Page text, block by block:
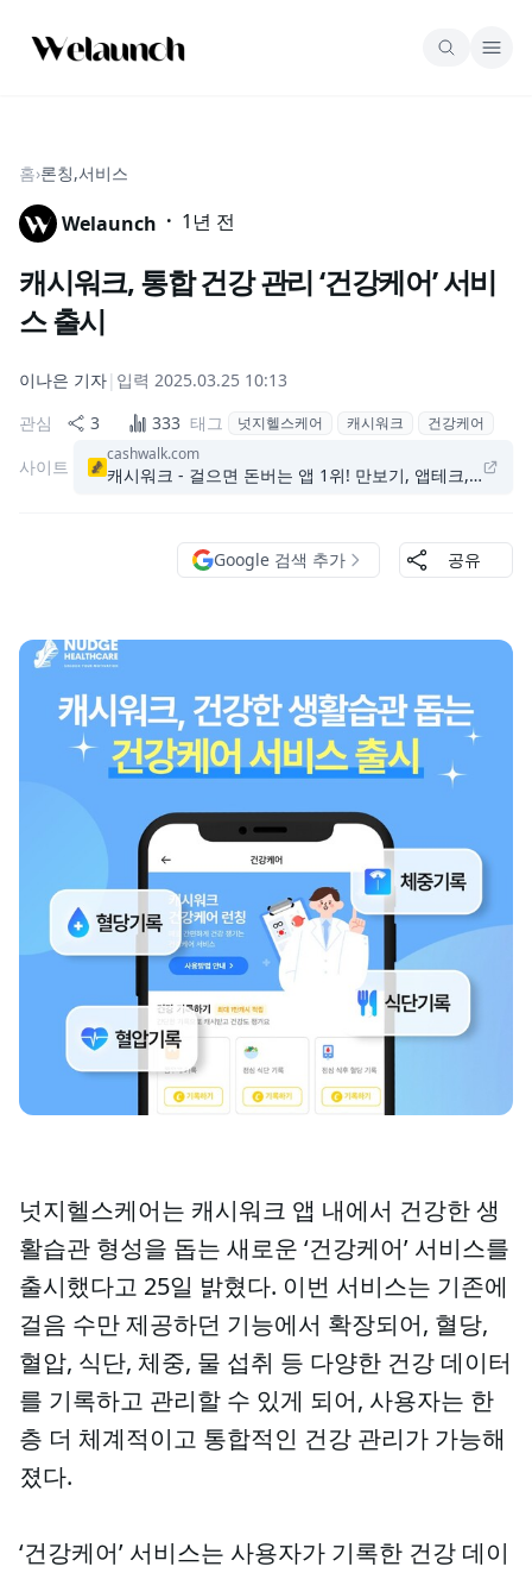
홈›론칭,서비스
Welaunch · 1년 전
캐시워크, 통합 건강 관리 ‘건강케어’ 서비
스 출시
이나은 기자| 입력 2025.03.25 10:13
관심
3 333 태그 넛지헬스케어 캐시워크 건강케어
사이트
cashwalk.com
캐시워크 - 걸으면 돈버는 앱 1위! 만보기, 앱테크, 현금
Google 검색 추가 공유
넛지헬스케어는 캐시워크 앱 내에서 건강한 생
활습관 형성을 돕는 새로운 ‘건강케어’ 서비스를
출시했다고 25일 밝혔다. 이번 서비스는 기존에
걸음 수만 제공하던 기능에서 확장되어, 혈당,
혈압, 식단, 체중, 물 섭취 등 다양한 건강 데이터
를 기록하고 관리할 수 있게 되어, 사용자는 한
층 더 체계적이고 통합적인 건강 관리가 가능해
졌다.
‘건강케어’ 서비스는 사용자가 기록한 건강 데이